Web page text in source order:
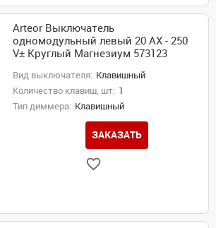
Arteor Выключатель
одномодульный левый 20 AX - 250
V± Круглый Магнезиум 573123
Вид выключателя: Клавишный
Количество клавиш, шт: 1
Тип диммера: Клавишный
ЗАКАЗАТЬ